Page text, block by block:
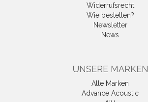
Widerrufsrecht
Wie bestellen?
Newsletter
News
UNSERE MARKEN
Alle Marken
Advance Acoustic